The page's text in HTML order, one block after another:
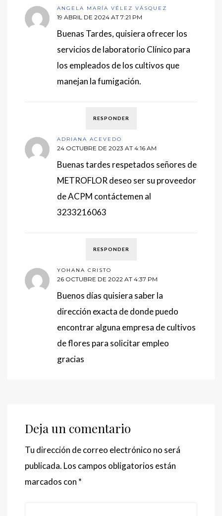
ANGELA MARÍA VÉLEZ VÁSQUEZ
19 ABRIL DE 2024 AT 7:21 PM
Buenas Tardes, quisiera ofrecer los
servicios de laboratorio Clínico para
los empleados de los cultivos que
manejan la fumigación.
RESPONDER
ADRIANA ACEVEDO
24 OCTUBRE DE 2023 AT 4:16 AM
Buenas tardes respetados señores de
METROFLOR deseo ser su proveedor
de ACPM contáctemen al
3233216063
RESPONDER
YOHANA CRISTO
26 OCTUBRE DE 2022 AT 4:37 PM
Buenos días quisiera saber la
dirección exacta de donde puedo
encontrar alguna empresa de cultivos
de flores para solicitar empleo
gracias
Deja un comentario
Tu dirección de correo electrónico no será
publicada. Los campos obligatorios están
marcados con *